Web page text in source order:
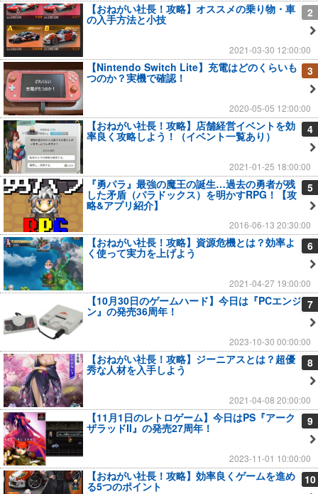
2
【おねがい社長！攻略】オススメの乗り物・車
の入手方法と小技
2021-03-30 12:00:00
3
【Nintendo Switch Lite】充電はどのくらいも
つのか？実機で確認！
2020-05-05 12:00:00
4
【おねがい社長！攻略】店舗経営イベントを効
率良く攻略しよう！（イベント一覧あり）
2021-01-25 18:00:00
5
『勇パラ』最強の魔王の誕生…過去の勇者が残
した矛盾（パラドックス）を明かすRPG！【攻
略&アプリ紹介】
2016-06-13 20:30:00
6
【おねがい社長！攻略】資源危機とは？効率よ
く使って実力を上げよう
2021-04-27 19:00:00
7
【10月30日のゲームハード】今日は『PCエンジ
ン』の発売36周年！
2023-10-30 00:00:00
8
【おねがい社長！攻略】ジーニアスとは？超優
秀な人材を入手しよう
2021-04-08 20:00:00
9
【11月1日のレトロゲーム】今日はPS『アーク
ザラッドII』の発売27周年！
2023-11-01 10:00:00
10
【おねがい社長！攻略】効率良くゲームを進め
る5つのポイント